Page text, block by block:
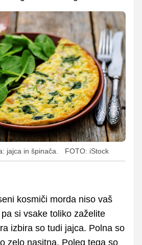
jajca in špinača. FOTO: iStock
kosmiči morda niso vaš
si vsake toliko zaželite
izbira so tudi jajca. Polna so
zelo nasitna. Poleg tega so